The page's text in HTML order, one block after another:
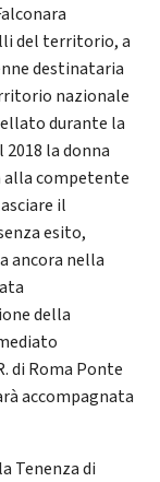
del territorio, a
destinataria
nazionale
durante la
la donna
alla competente
il
esito,
ancora nella
della
di Roma Ponte
accompagnata
Tenenza di